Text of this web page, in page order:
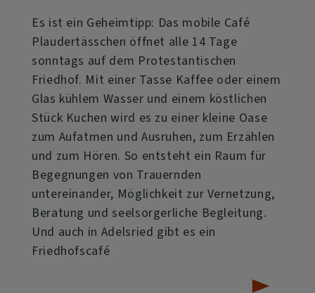
Es ist ein Geheimtipp: Das mobile Café
Plaudertässchen öffnet alle 14 Tage
sonntags auf dem Protestantischen
Friedhof. Mit einer Tasse Kaffee oder einem
Glas kühlem Wasser und einem köstlichen
Stück Kuchen wird es zu einer kleine Oase
zum Aufatmen und Ausruhen, zum Erzählen
und zum Hören. So entsteht ein Raum für
Begegnungen von Trauernden
untereinander, Möglichkeit zur Vernetzung,
Beratung und seelsorgerliche Begleitung.
Und auch in Adelsried gibt es ein
Friedhofscafé